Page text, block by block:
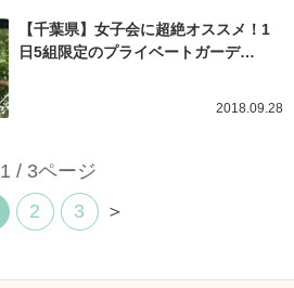
【千葉県】女子会に超絶オススメ！1
日5組限定のプライベートガーデ…
2018.09.28
1 / 3ページ
2 3 ＞